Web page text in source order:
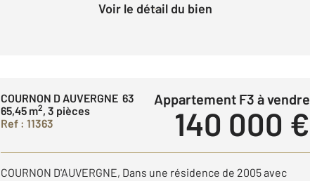
Voir le détail du bien
COURNON D AUVERGNE 63
65,45 m2, 3 pièces
Ref : 11363
Appartement F3 à vendre
140 000 €
COURNON D'AUVERGNE, Dans une résidence de 2005 avec